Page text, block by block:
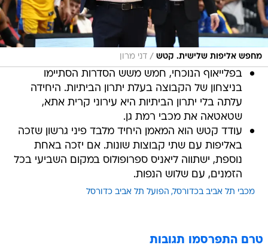
מחפש אליפות שלישית. קטש / דני מרון
בפלייאוף הנוכחי, חמש משש הסדרות הסתיימו
בניצחון של הקבוצה בעלת יתרון הביתיות. היחידה
עלתה בלי יתרון הביתיות היא עירוני קרית אתא,
שטאטאה את מכבי רמת גן.
עודד קטש הוא המאמן היחיד מלבד פיני גרשון שזכה
באליפות עם שתי קבוצות שונות. אם יזכה באחת
נוספת, ישתווה ליאניס ספרופולוס במקום השביעי בכל
הזמנים, עם שלוש הנפות.
מכבי תל אביב בכדורסל הפועל תל אביב כדורסל
טרם התפרסמו תגובות